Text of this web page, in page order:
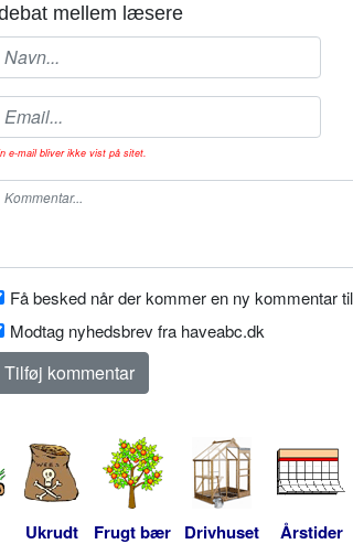
mellem læsere
e-mail bliver ikke vist på sitet.
Få besked når der kommer en ny kommentar
Modtag nyhedsbrev fra haveabc.dk
Ukrudt Frugt bær Drivhuset Årstider